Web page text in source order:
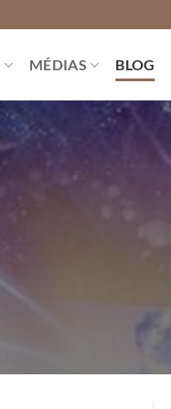
MÉDIAS BLOG